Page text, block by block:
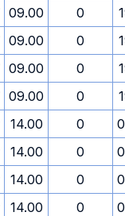
09.00 0
09.00 0
09.00 0
09.00 0
14.00 0
14.00 0
14.00 0
14.00 0